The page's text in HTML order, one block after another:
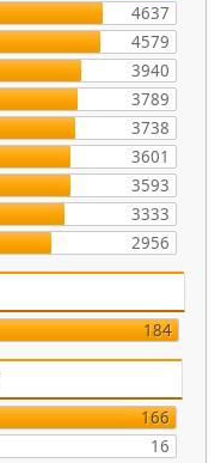
4637
4579
3940
3789
3738
3601
3593
3333
2956
184
166
16